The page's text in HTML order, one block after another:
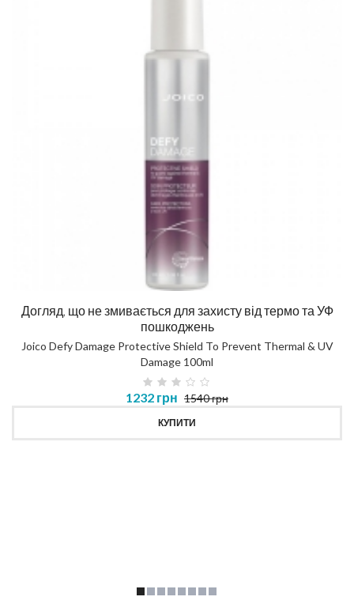
Догляд, що не змивається для захисту від термо та УФ
пошкоджень
Joico Defy Damage Protective Shield To Prevent Thermal & UV
Damage 100ml
1232 грн 1540 грн
КУПИТИ